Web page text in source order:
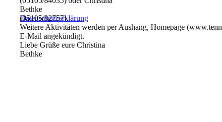
Datenschutzerklärung
Bethke
(05105/82757).
Weitere Aktivitäten werden per Aushang, Homepage
E-Mail angekündigt.
Liebe Grüße eure Christina
Bethke